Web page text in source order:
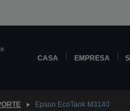
CASA EMPRESA
Epson EcoTank M3140